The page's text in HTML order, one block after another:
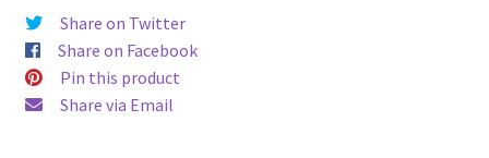
Share on Twitter
Share on Facebook
Pin this product
Share via Email